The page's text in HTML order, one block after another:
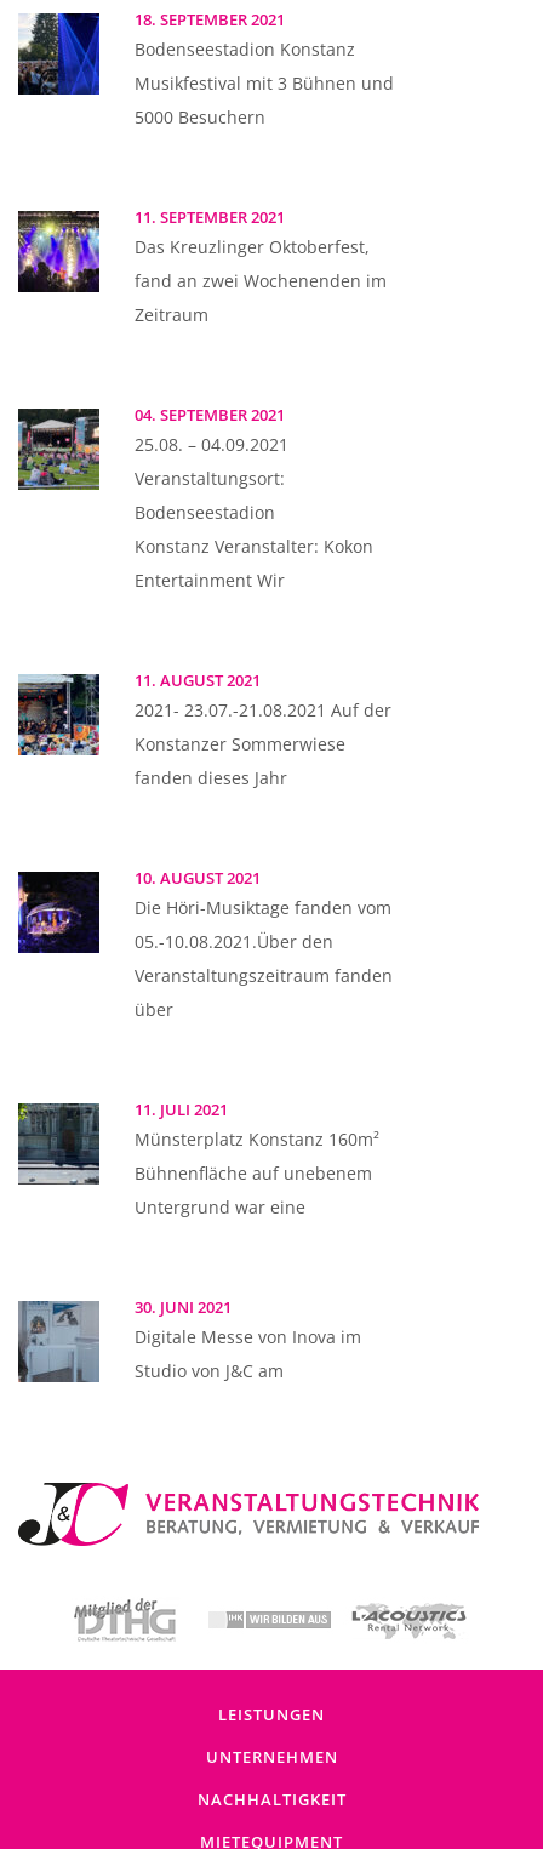
18. SEPTEMBER 2021
Bodenseestadion Konstanz
Musikfestival mit 3 Bühnen und
5000 Besuchern
11. SEPTEMBER 2021
Das Kreuzlinger Oktoberfest,
fand an zwei Wochenenden im
Zeitraum
04. SEPTEMBER 2021
25.08. – 04.09.2021
Veranstaltungsort:
Bodenseestadion
Konstanz Veranstalter: Kokon
Entertainment Wir
11. AUGUST 2021
2021- 23.07.-21.08.2021 Auf der
Konstanzer Sommerwiese
fanden dieses Jahr
10. AUGUST 2021
Die Höri-Musiktage fanden vom
05.-10.08.2021.Über den
Veranstaltungszeitraum fanden
über
11. JULI 2021
Münsterplatz Konstanz 160m²
Bühnenfläche auf unebenem
Untergrund war eine
30. JUNI 2021
Digitale Messe von Inova im
Studio von J&C am
LEISTUNGEN
UNTERNEHMEN
NACHHALTIGKEIT
MIETEQUIPMENT